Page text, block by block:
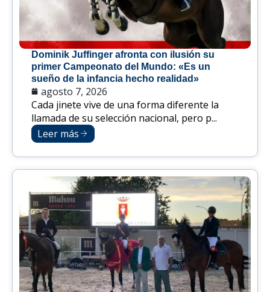
Dominik Juffinger afronta con ilusión su
primer Campeonato del Mundo: «Es un
sueño de la infancia hecho realidad»
agosto 7, 2026
Cada jinete vive de una forma diferente la
llamada de su selección nacional, pero p...
Leer más